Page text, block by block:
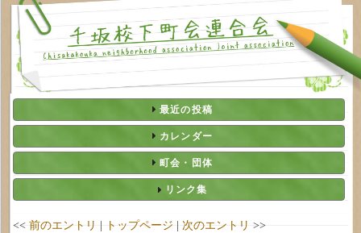
最近の投稿
カレンダー
町会・団体
リンク集
<< 前のエントリ | トップページ | 次のエントリ >>